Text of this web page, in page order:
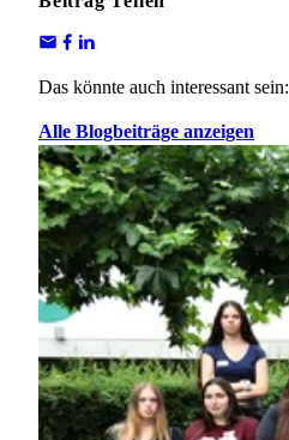
Das könnte auch interessant sein:
Alle Blogbeiträge anzeigen